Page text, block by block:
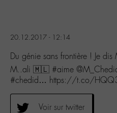
20.12.2017 - 12:14
Du génie sans frontière ! Je
M..ali 🇲🇱 #aime @M_Chedid
#chedid… https://t.co/
Voir sur twitter